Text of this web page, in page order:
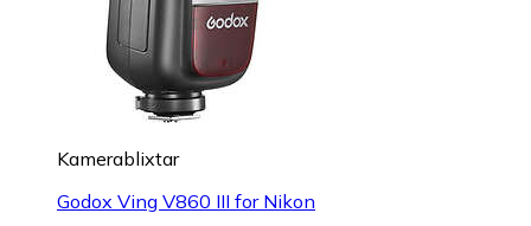
Kamerablixtar
Godox Ving V860 III for Nikon